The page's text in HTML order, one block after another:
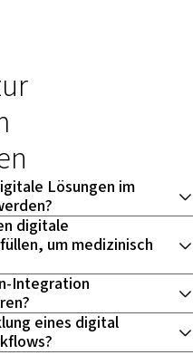
Lösungen im
digitale
um medizinisch
Integration
eines digital